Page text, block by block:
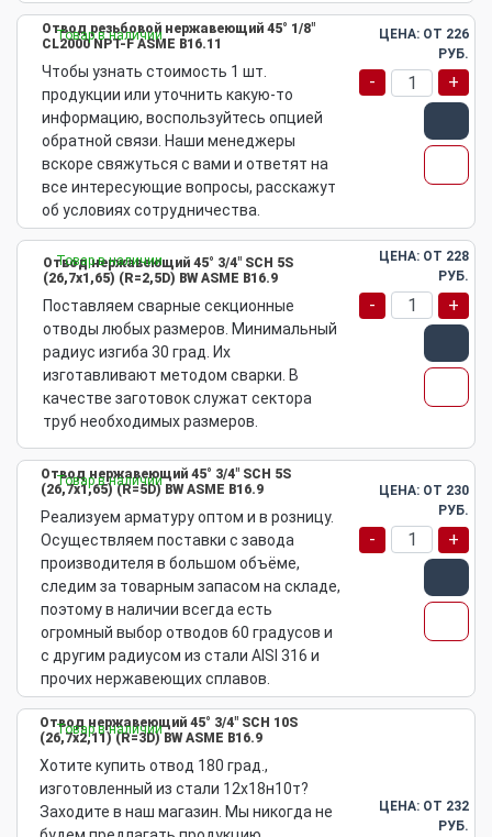
Товар в наличии
Отвод резьбовой нержавеющий 45° 1/8"
CL2000 NPT-F ASME B16.11
Чтобы узнать стоимость 1 шт.
продукции или уточнить какую-то
информацию, воспользуйтесь опцией
обратной связи. Наши менеджеры
вскоре свяжуться с вами и ответят на
все интересующие вопросы, расскажут
об условиях сотрудничества.
ЦЕНА: ОТ 226
РУБ.
- +
Товар в наличии
Отвод нержавеющий 45° 3/4" SCH 5S
(26,7х1,65) (R=2,5D) BW ASME B16.9
Поставляем сварные секционные
отводы любых размеров. Минимальный
радиус изгиба 30 град. Их
изготавливают методом сварки. В
качестве заготовок служат сектора
труб необходимых размеров.
ЦЕНА: ОТ 228
РУБ.
- +
Товар в наличии
Отвод нержавеющий 45° 3/4" SCH 5S
(26,7х1,65) (R=5D) BW ASME B16.9
Реализуем арматуру оптом и в розницу.
Осуществляем поставки с завода
производителя в большом объёме,
следим за товарным запасом на складе,
поэтому в наличии всегда есть
огромный выбор отводов 60 градусов и
с другим радиусом из стали AISI 316 и
прочих нержавеющих сплавов.
ЦЕНА: ОТ 230
РУБ.
- +
Товар в наличии
Отвод нержавеющий 45° 3/4" SCH 10S
(26,7х2,11) (R=3D) BW ASME B16.9
Хотите купить отвод 180 град.,
изготовленный из стали 12х18н10т?
Заходите в наш магазин. Мы никогда не
ЦЕНА: ОТ 232
РУБ.